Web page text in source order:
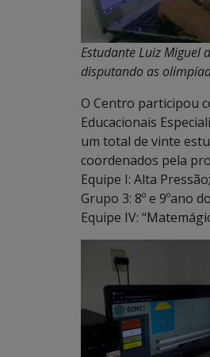
Estudante Luiz Miguel
disputando as
O Centro participou
Educacionais
um total de vinte
coordenados pela
Equipe I: Alta
Grupo 3: 8º e 9ºano
Equipe IV: